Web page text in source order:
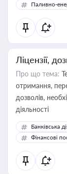
Паливно-
Ліцензії,
Про що тема:
отримання,
дозволів,
діяльності
Банківська
Фінансові